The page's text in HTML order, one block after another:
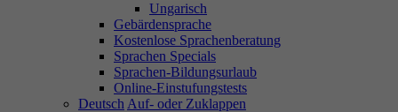
Ungarisch
Gebärdensprache
Kostenlose Sprachenberatung
Sprachen Specials
Sprachen-Bildungsurlaub
Online-Einstufungstests
Deutsch Auf- oder Zuklappen